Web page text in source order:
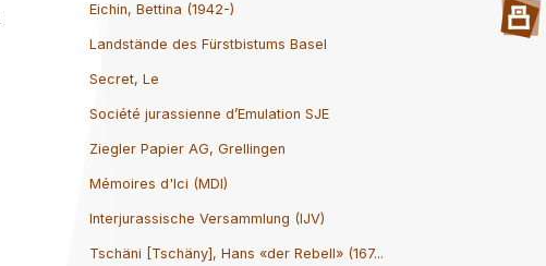
Eichin, Bettina (1942-)
Landstände des Fürstbistums Basel
Secret, Le
Société jurassienne d’Emulation SJE
Ziegler Papier AG, Grellingen
Mémoires d'Ici (MDI)
Interjurassische Versammlung (IJV)
Tschäni [Tschäny], Hans «der Rebell» (167...